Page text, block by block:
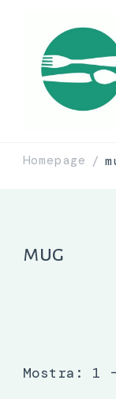
Homepage /
mug
Mostra: 1